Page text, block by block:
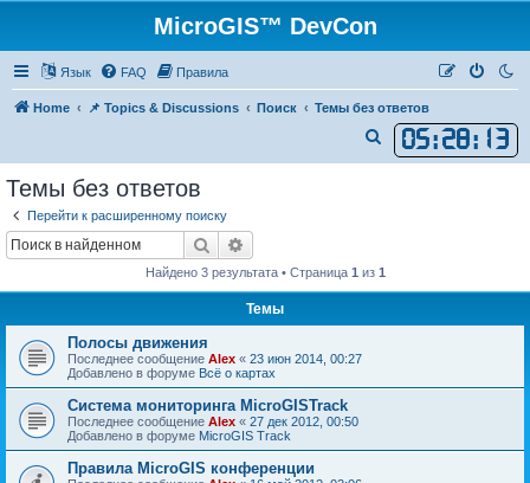
MicroGIS™ DevCon
Язык FAQ Правила
Home 📌 Topics & Discussions Поиск Темы без ответов
05:28: 13
о
Темы без ответов
Перейти к расширенному поиску
Поиск
Найдено 3 результата • Страница 1 из 1
Темы
Полосы движения
Последнее сообщение Alex « 23 июн 2014, 00:27
Добавлено в форуме Всё о картах
Система мониторинга MicroGISTrack
Последнее сообщение Alex « 27 дек 2012, 00:50
Добавлено в форуме MicroGIS Track
Правила MicroGIS конференции